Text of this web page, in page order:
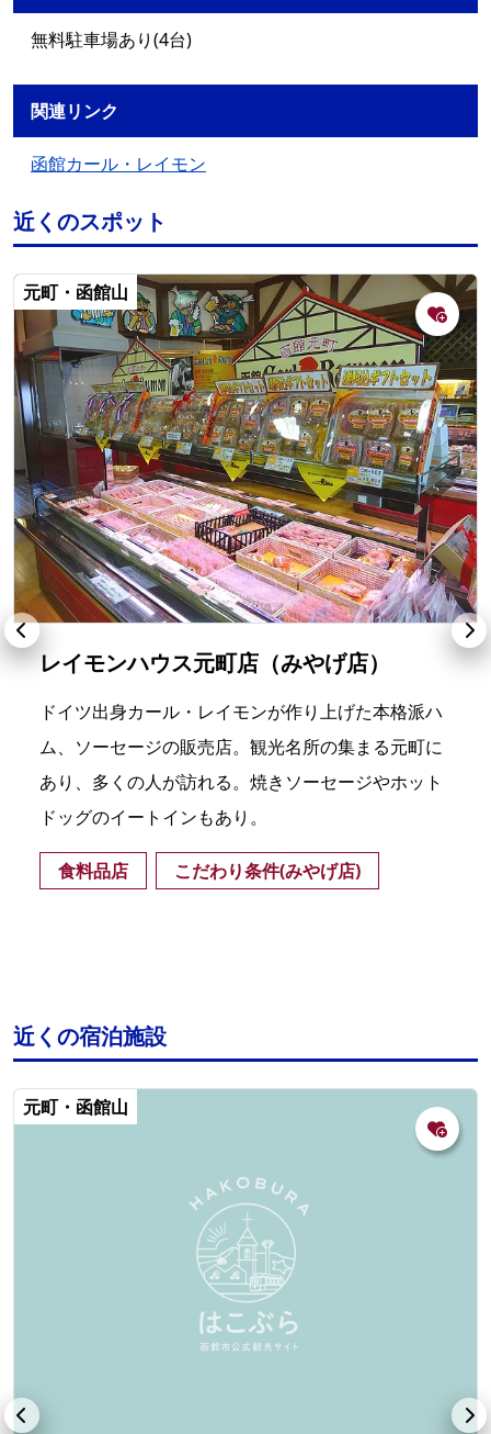
無料駐車場あり(4台)
関連リンク
函館カール・レイモン
近くのスポット
元町・函館山
レイモンハウス元町店（みやげ店）
ドイツ出身カール・レイモンが作り上げた本格派ハ
ム、ソーセージの販売店。観光名所の集まる元町に
あり、多くの人が訪れる。焼きソーセージやホット
ドッグのイートインもあり。
食料品店 こだわり条件(みやげ店)
近くの宿泊施設
元町・函館山